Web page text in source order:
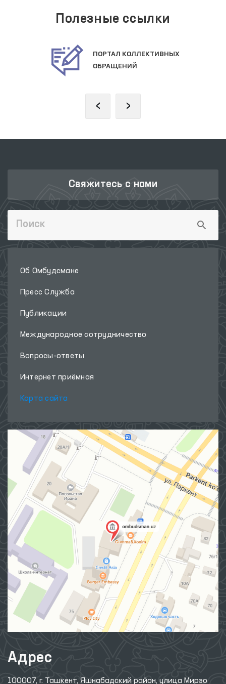
Полезные ссылки
ПОРТАЛ КОЛЛЕКТИВНЫХ
ОБРАЩЕНИЙ
‹ ›
Свяжитесь с нами
Об Омбудсмане
Пресс Служба
Публикации
Международное сотрудничество
Вопросы-ответы
Интернет приёмная
Карта сайта
Адрес
100007, г. Ташкент, Яшнабадский район, улица Мирзо